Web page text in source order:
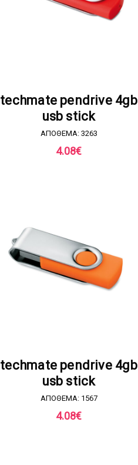
ΖΗΤΗΣΤΕ ΠΡΟΣΦΟΡΑ
techmate pendrive 4gb
usb stick
ΑΠΟΘΕΜΑ: 3263
4.08€
ΖΗΤΗΣΤΕ ΠΡΟΣΦΟΡΑ
techmate pendrive 4gb
usb stick
ΑΠΟΘΕΜΑ: 1567
4.08€